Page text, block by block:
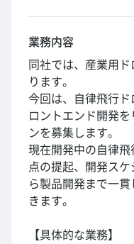
業務内容
同社では、産業用
ります。
今回は、自律飛行
ロントエンド開発
ンを募集します。
現在開発中の自律
点の提起、開発ス
ら製品開発まで一
きます。
【具体的な業務】